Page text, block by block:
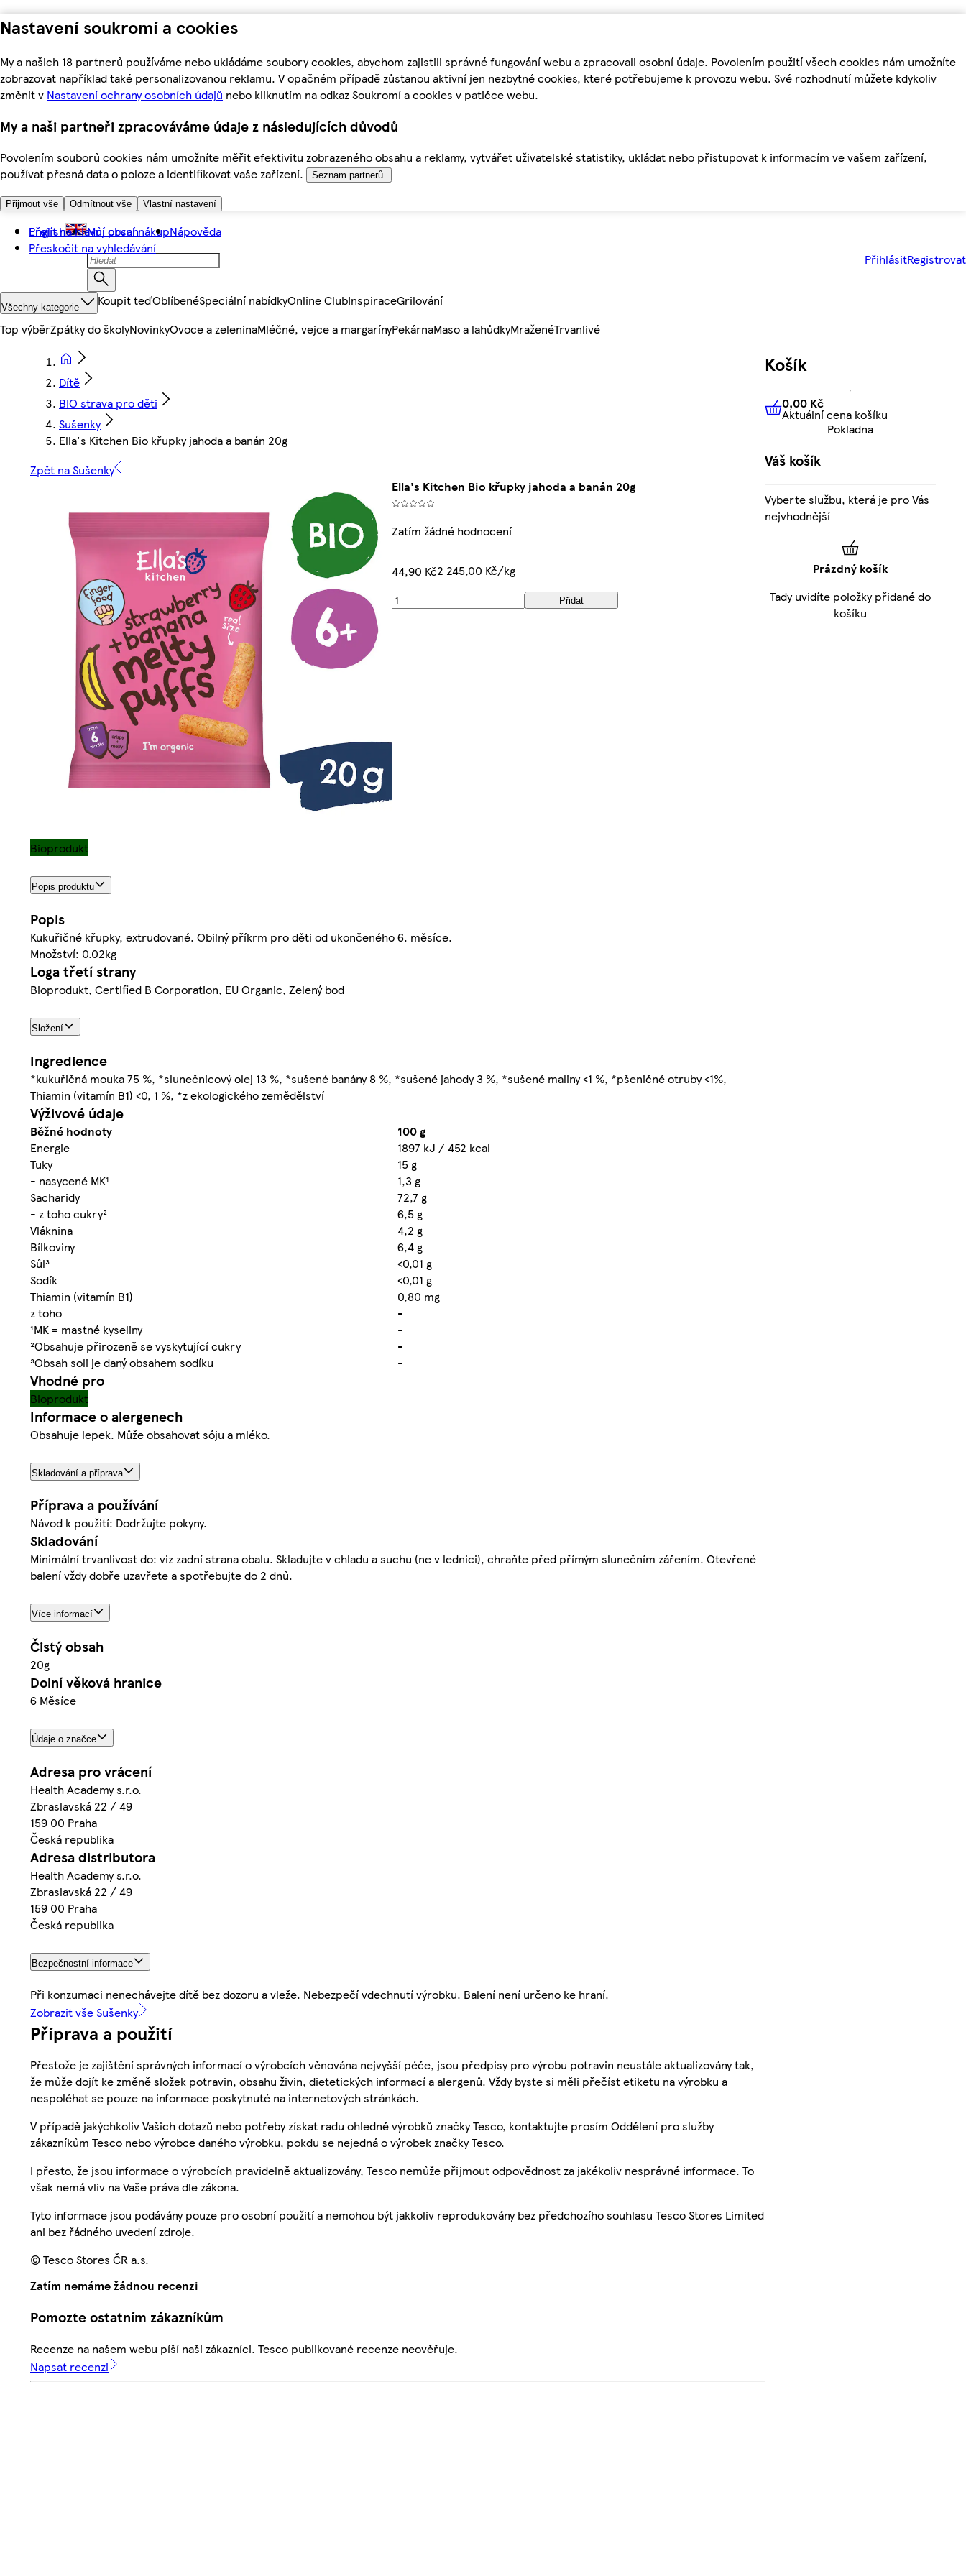
Nastavení soukromí a cookies
My a našich 18 partnerů používáme nebo ukládáme soubory cookies, abychom zajistili správné fungování webu a zpracovali osobní údaje. Povolením použití všech cookies nám umožníte
zobrazovat například také personalizovanou reklamu. V opačném případě zůstanou aktivní jen nezbytné cookies, které potřebujeme k provozu webu. Své rozhodnutí můžete kdykoliv
změnit v Nastavení ochrany osobních údajů nebo kliknutím na odkaz Soukromí a cookies v patičce webu.
My a naši partneři zpracováváme údaje z následujících důvodů
Povolením souborů cookies nám umožníte měřit efektivitu zobrazeného obsahu a reklamy, vytvářet uživatelské statistiky, ukládat nebo přistupovat k informacím ve vašem zařízení,
používat přesná data o poloze a identifikovat vaše zařízení.
Seznam partnerů.
Přijmout vše Odmítnout vše Vlastní nastavení
Přejít na hlavní obsah
Přeskočit na vyhledávání
English Můj první nákupNápověda
PřihlásitRegistrovat
Všechny kategorie Koupit teďOblíbenéSpeciální nabídkyOnline ClubInspiraceGrilování
Top výběrZpátky do školyNovinkyOvoce a zeleninaMléčné, vejce a margarínyPekárnaMaso a lahůdkyMraženéTrvanlivé
Dítě
BIO strava pro děti
Sušenky
Ella's Kitchen Bio křupky jahoda a banán 20g
Zpět na Sušenky
Ella's Kitchen Bio křupky jahoda a banán 20g
Zatím žádné hodnocení
44,90 Kč2 245,00 Kč/kg
Přidat
Bioprodukt
Popis produktu
Popis
Kukuřičné křupky, extrudované. Obilný příkrm pro děti od ukončeného 6. měsíce.
Množství: 0.02kg
Loga třetí strany
Bioprodukt, Certified B Corporation, EU Organic, Zelený bod
Složení
Ingredience
*kukuřičná mouka 75 %, *slunečnicový olej 13 %, *sušené banány 8 %, *sušené jahody 3 %, *sušené maliny <1 %, *pšeničné otruby <1%,
Thiamin (vitamín B1) <0, 1 %, *z ekologického zemědělství
Výživové údaje
Běžné hodnoty
100 g
Energie
1897 kJ / 452 kcal
Tuky
15 g
- nasycené MK¹
1,3 g
Sacharidy
72,7 g
- z toho cukry²
6,5 g
Vláknina
4,2 g
Bílkoviny
6,4 g
Sůl³
<0,01 g
Sodík
<0,01 g
Thiamin (vitamín B1)
0,80 mg
z toho
-
¹MK = mastné kyseliny
-
²Obsahuje přirozeně se vyskytující cukry
-
³Obsah soli je daný obsahem sodíku
-
Vhodné pro
Bioprodukt
Informace o alergenech
Obsahuje lepek. Může obsahovat sóju a mléko.
Skladování a příprava
Příprava a používání
Návod k použití: Dodržujte pokyny.
Skladování
Minimální trvanlivost do: viz zadní strana obalu. Skladujte v chladu a suchu (ne v lednici), chraňte před přímým slunečním zářením. Otevřené
balení vždy dobře uzavřete a spotřebujte do 2 dnů.
Více informací
Čistý obsah
20g
Dolní věková hranice
6 Měsíce
Údaje o značce
Adresa pro vrácení
Health Academy s.r.o.
Zbraslavská 22 / 49
159 00 Praha
Česká republika
Adresa distributora
Health Academy s.r.o.
Zbraslavská 22 / 49
159 00 Praha
Česká republika
Bezpečnostní informace
Při konzumaci nenechávejte dítě bez dozoru a vleže. Nebezpečí vdechnutí výrobku. Balení není určeno ke hraní.
Zobrazit vše Sušenky
Příprava a použití
Přestože je zajištění správných informací o výrobcích věnována nejvyšší péče, jsou předpisy pro výrobu potravin neustále aktualizovány tak,
že může dojít ke změně složek potravin, obsahu živin, dietetických informací a alergenů. Vždy byste si měli přečíst etiketu na výrobku a
nespoléhat se pouze na informace poskytnuté na internetových stránkách.
V případě jakýchkoliv Vašich dotazů nebo potřeby získat radu ohledně výrobků značky Tesco, kontaktujte prosím Oddělení pro služby
zákazníkům Tesco nebo výrobce daného výrobku, pokdu se nejedná o výrobek značky Tesco.
I přesto, že jsou informace o výrobcích pravidelně aktualizovány, Tesco nemůže přijmout odpovědnost za jakékoliv nesprávné informace. To
však nemá vliv na Vaše práva dle zákona.
Tyto informace jsou podávány pouze pro osobní použití a nemohou být jakkoliv reprodukovány bez předchozího souhlasu Tesco Stores Limited
ani bez řádného uvedení zdroje.
© Tesco Stores ČR a.s.
Zatím nemáme žádnou recenzi
Pomozte ostatním zákazníkům
Recenze na našem webu píší naši zákazníci. Tesco publikované recenze neověřuje.
Napsat recenzi
Košík
0,00 KčAktuální cena košíku
0,00 Kč
Aktuální cena košíku
Pokladna
Váš košík
Vyberte službu, která je pro Vás
nejvhodnější
Prázdný košík
Tady uvidíte položky přidané do
košíku